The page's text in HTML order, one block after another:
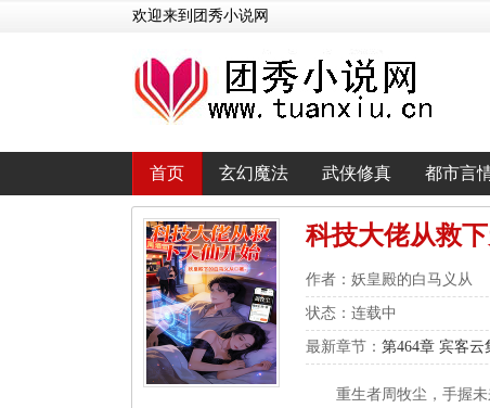
欢迎来到团秀小说网
首页 玄幻魔法 武侠修真 都市言
科技大佬从救
作者：妖皇殿的白马义从
状态：连载中
最新章节： 第464章 宾客
重生者周牧尘，手握